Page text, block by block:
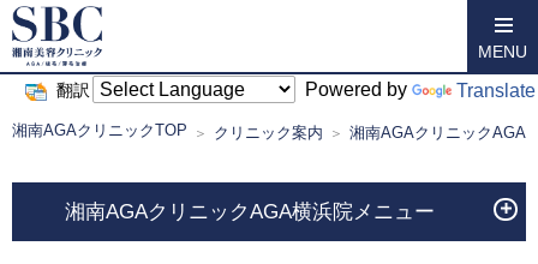
翻訳 Powered by Translate
MENU
湘南AGAクリニックTOP クリニック案内 湘南AGAクリニックAGA
湘南AGAクリニックAGA横浜院メニュー